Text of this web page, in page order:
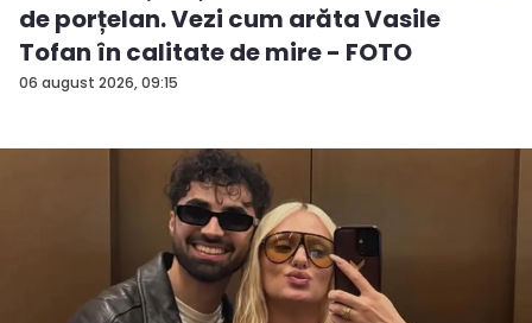
06 august 2026, 09:15
de porțelan. Vezi cum arăta Vasile
Tofan în calitate de mire - FOTO